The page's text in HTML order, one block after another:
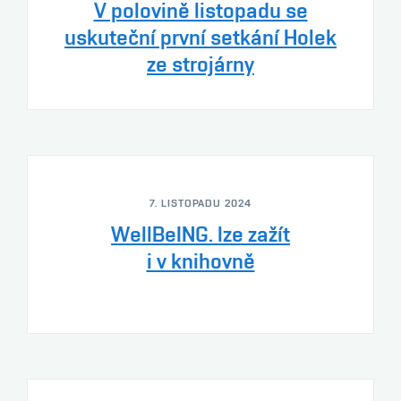
V polovině listopadu se
uskuteční první setkání Holek
ze strojárny
7. LISTOPADU 2024
WellBeING. lze zažít
i v knihovně